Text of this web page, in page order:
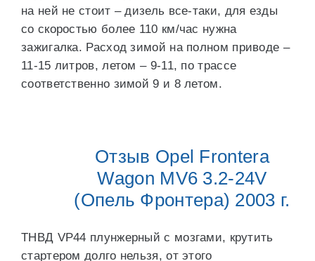
на ней не стоит – дизель все-таки, для езды
со скоростью более 110 км/час нужна
зажигалка. Расход зимой на полном приводе –
11-15 литров, летом – 9-11, по трассе
соответственно зимой 9 и 8 летом.
Отзыв Opel Frontera
Wagon MV6 3.2-24V
(Опель Фронтера) 2003 г.
ТНВД VP44 плунжерный с мозгами, крутить
стартером долго нельзя, от этого